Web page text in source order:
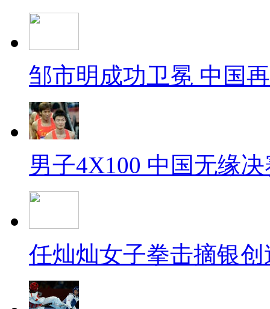
邹市明成功卫冕 中国
男子4X100 中国无缘
任灿灿女子拳击摘银